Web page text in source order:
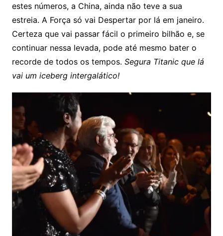
estes números, a China, ainda não teve a sua
estreia. A Força só vai Despertar por lá em janeiro.
Certeza que vai passar fácil o primeiro bilhão e, se
continuar nessa levada, pode até mesmo bater o
recorde de todos os tempos. Segura Titanic que lá
vai um iceberg intergalático!